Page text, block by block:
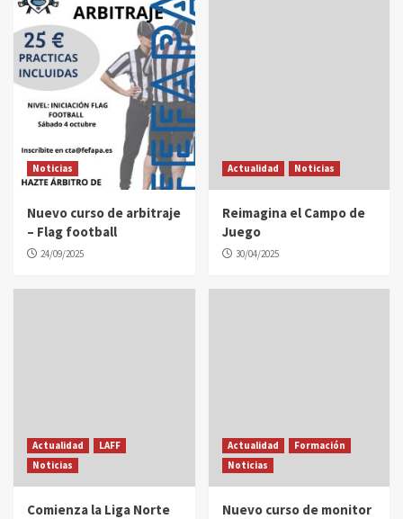
Noticias
Nuevo curso de arbitraje
– Flag football
24/09/2025
Actualidad Noticias
Reimagina el Campo de
Juego
30/04/2025
Actualidad
LAFF
Noticias
Comienza la Liga Norte
Actualidad
Formación
Noticias
Nuevo curso de monitor